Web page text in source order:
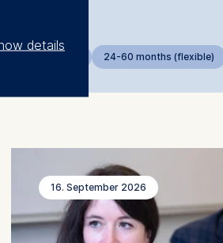
24-60 months (flexible)
16. September 2026
details